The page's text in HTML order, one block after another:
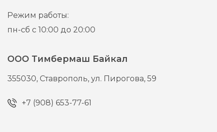
Режим работы:
пн-сб с 10:00 до 20:00
ООО Тимбермаш Байкал
355030, Ставрополь,ул. Пирогова, 59
+7 (908) 653-77-61